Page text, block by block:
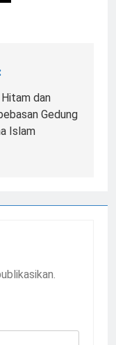
dan
Gedung
Islam